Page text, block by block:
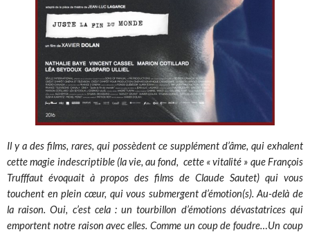
Il y a des films, rares, qui possèdent ce supplément d’âme, qui exhalent
cette magie indescriptible (la vie, au fond, cette « vitalité » que François
Trufffaut évoquait à propos des films de Claude Sautet) qui vous
touchent en plein cœur, qui vous submergent d’émotion(s). Au-delà de
la raison. Oui, c’est cela : un tourbillon d’émotions dévastatrices qui
emportent notre raison avec elles. Comme un coup de foudre…Un coup